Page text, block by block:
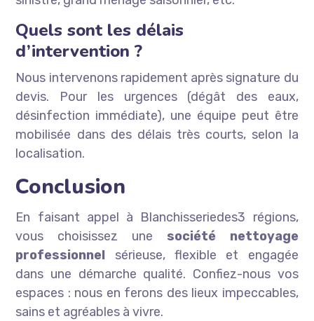
Quels sont les délais
d’intervention ?
Nous intervenons rapidement après signature du
devis. Pour les urgences (dégât des eaux,
désinfection immédiate), une équipe peut être
mobilisée dans des délais très courts, selon la
localisation.
Conclusion
En faisant appel à Blanchisseriedes3 régions,
vous choisissez une société nettoyage
professionnel sérieuse, flexible et engagée
dans une démarche qualité. Confiez-nous vos
espaces : nous en ferons des lieux impeccables,
sains et agréables à vivre.